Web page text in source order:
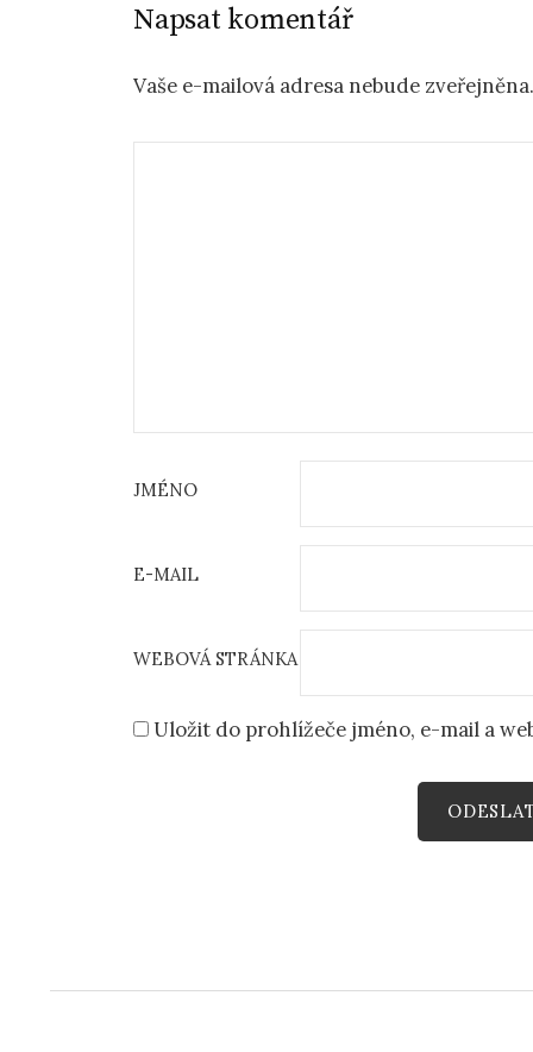
Napsat komentář
Vaše e-mailová adresa nebude zveřejněna.
JMÉNO
E-MAIL
WEBOVÁ STRÁNKA
Uložit do prohlížeče jméno, e-mail a